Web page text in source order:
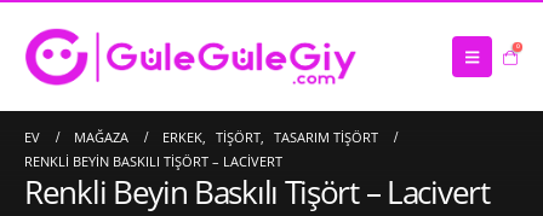
0
EV MAĞAZA ERKEK, TIŞÖRT, TASARIM TIŞÖRT
RENKLI BEYIN BASKILI TIŞÖRT – LACIVERT
Renkli Beyin Baskılı Tişört – Lacivert